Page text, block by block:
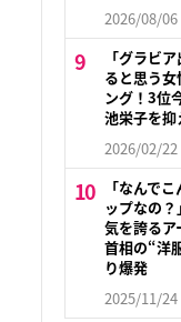
2026/08/06
「グラビ
ると思う
ング！3位
池栄子を抑
2026/02/22
「なんで
ップなの
気を誇る
首相の“洋
り爆発
2025/11/24